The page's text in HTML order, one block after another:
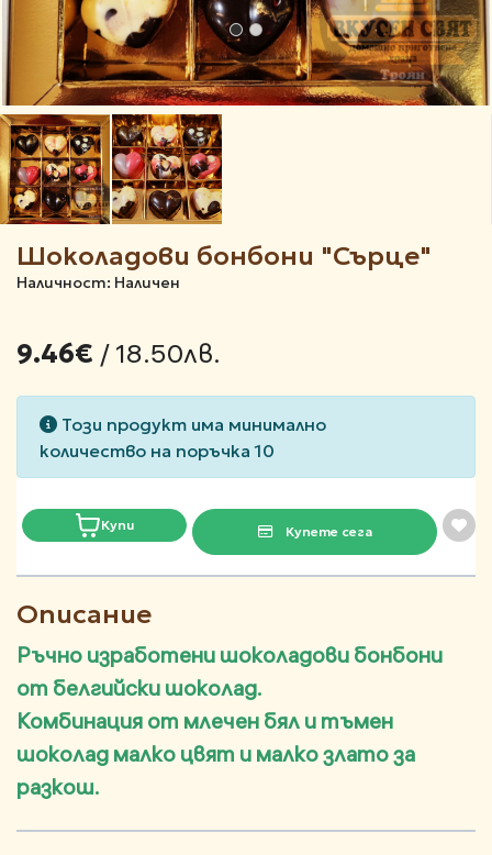
Шоколадови бонбони "Сърце"
Наличност: Наличен
9.46€ / 18.50лв.
Този продукт има минимално
количество на поръчка 10
Купи Купете сега
Описание
Ръчно изработени шоколадови бонбони
от белгийски шоколад.
Комбинация от млечен бял и тъмен
шоколад малко цвят и малко злато за
разкош.